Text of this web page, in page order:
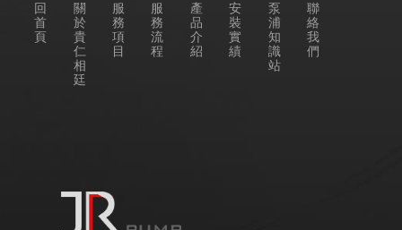
回
首
頁
關
於
貴
仁
相
廷
服
務
項
目
服
務
流
程
產
品
介
紹
安
裝
實
績
泵
浦
知
識
站
聯
絡
我
們